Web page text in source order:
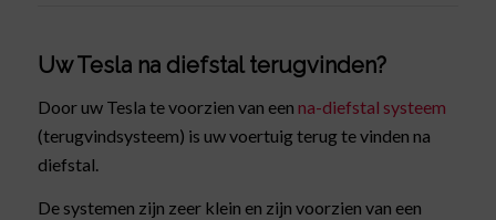
Uw Tesla na diefstal terugvinden?
Door uw Tesla te voorzien van een na-diefstal systeem
(terugvindsysteem) is uw voertuig terug te vinden na
diefstal.
De systemen zijn zeer klein en zijn voorzien van een